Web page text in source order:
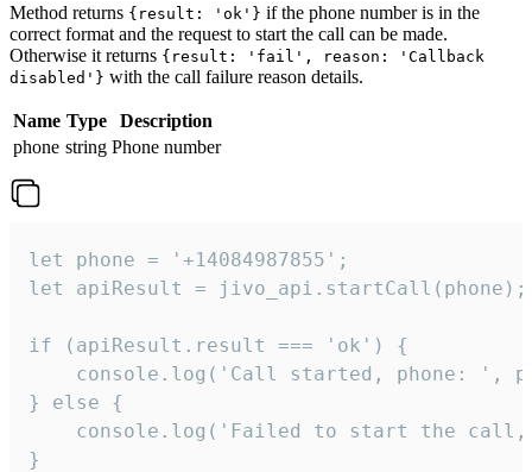
Method returns {result: 'ok'} if the phone number is in the
correct format and the request to start the call can be made.
Otherwise it returns {result: 'fail', reason: 'Callback
disabled'} with the call failure reason details.
Name Type
Description
phone string Phone number
let phone = '+14084987855';
let apiResult = jivo_api.startCall(phone);
if (apiResult.result === 'ok') {
console.log('Call started, phone: ',
} else {
console.log('Failed to start the
}